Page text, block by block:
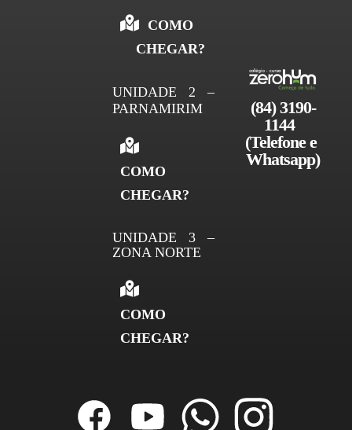
COMO
CHEGAR?
UNIDADE 2 –
PARNAMIRIM
COMO
CHEGAR?
UNIDADE 3 –
ZONA NORTE
COMO
CHEGAR?
(84) 3190-
1144
(Telefone e
Whatsapp)